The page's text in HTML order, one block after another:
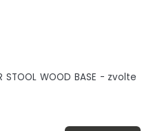
WOOD BASE - zvolte